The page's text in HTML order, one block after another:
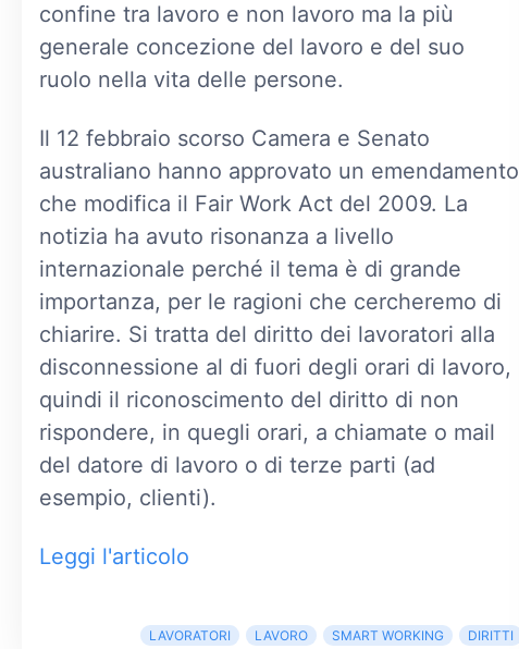
confine tra lavoro e non lavoro ma la più
generale concezione del lavoro e del suo
ruolo nella vita delle persone.
Il 12 febbraio scorso Camera e Senato
australiano hanno approvato un emendamento
che modifica il Fair Work Act del 2009. La
notizia ha avuto risonanza a livello
internazionale perché il tema è di grande
importanza, per le ragioni che cercheremo di
chiarire. Si tratta del diritto dei lavoratori alla
disconnessione al di fuori degli orari di lavoro,
quindi il riconoscimento del diritto di non
rispondere, in quegli orari, a chiamate o mail
del datore di lavoro o di terze parti (ad
esempio, clienti).
Leggi l'articolo
LAVORATORI LAVORO SMART WORKING DIRITTI